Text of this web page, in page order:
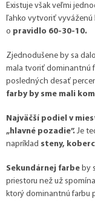
Existuje však veľmi
ľahko vytvoriť vyváženú
o pravidlo 60-30-10.
Zjednodušene by sa
mala tvoriť dominantnú
posledných desať
farby by sme mali
Najväčší podiel v
„hlavné pozadie”. Je
napríklad steny,
Sekundárnej farbe by
priestoru než už
ktorý dominantnú farbu